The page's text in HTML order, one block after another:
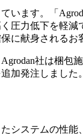
います。「
圧力低下を軽
に献身されるお
社は梱包
加発注しました。
たシステムの性